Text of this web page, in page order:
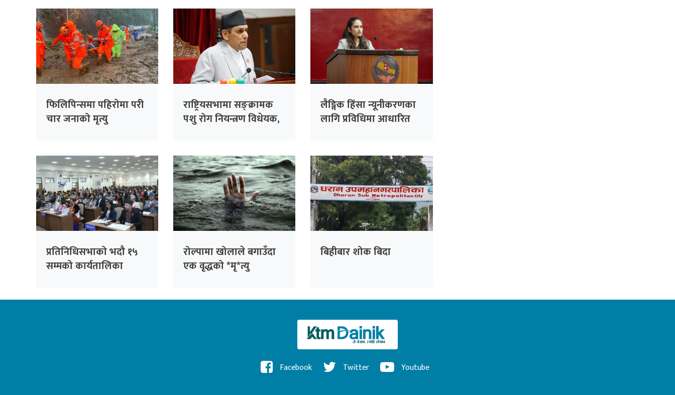
फिलिपिन्समा पहिरोमा परी
चार जनाको मृत्यु
राष्ट्रियसभामा सङ्क्रामक
पशु रोग नियन्त्रण विधेयक,
लैङ्गिक हिंसा न्यूनीकरणका
लागि प्रविधिमा आधारित
प्रतिनिधिसभाको भदौ १५
सम्मको कार्यतालिका
रोल्पामा खोलाले बगाउँदा
एक वृद्धको *मृ*त्यु
बिहीबार शोक बिदा
Facebook Twitter Youtube